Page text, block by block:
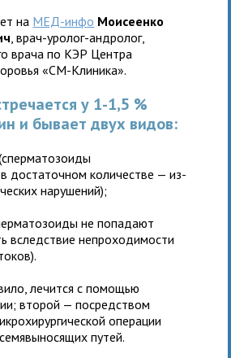
на МЕД-инфо Моисеенко
, врач-уролог-андролог,
врача по КЭР Центра
«СМ-Клиника».
у 1-1,5 %
и бывает двух видов:
достаточном количестве — из-
нарушений);
не попадают
вследствие непроходимости
лечится с помощью
второй — посредством
операции
путей.